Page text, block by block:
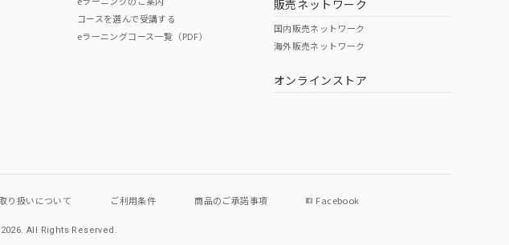
コースを選んで受講する
eラーニングコース一覧（PDF）
販売ネットワーク
国内販売ネットワーク
海外販売ネットワーク
オンラインストア
り扱いについて ご利用条件 商品のご承諾事項 Facebook
All Rights Reserved.